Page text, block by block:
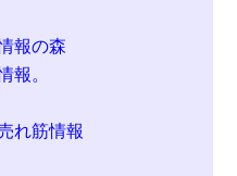
報の森
報。
れ筋情報